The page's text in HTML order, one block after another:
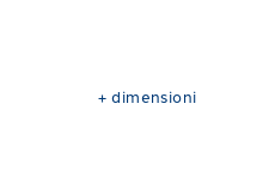
+dimensioni